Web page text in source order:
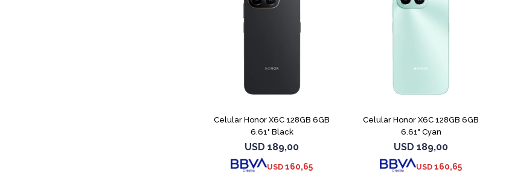
Celular Honor X6C 128GB 6GB
6.61" Black
USD 189,00
USD 160,65
COMPARAR
Celular Honor X6C 128GB 6GB
6.61" Cyan
USD 189,00
USD 160,65
COMPARAR